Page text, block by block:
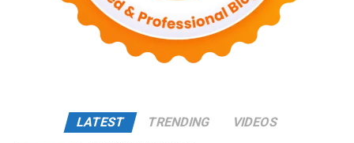
LATEST TRENDING VIDEOS